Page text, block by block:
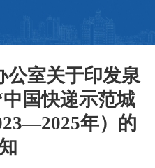
公室关于印发泉
国快递示范城
年）的